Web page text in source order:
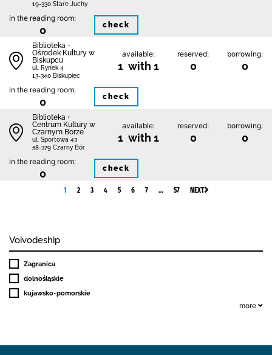
19-330 Stare Juchy
in the reading room:
0 check
Biblioteka -
Ośrodek Kultury w
Biskupcu
ul. Rynek 4
13-340 Biskupiec
available:
1 with 1
reserved:
0
borrowing:
0
in the reading room:
0 check
Biblioteka +
Centrum Kultury w
Czarnym Borze
ul. Sportowa 43
58-379 Czarny Bór
available:
1 with 1
reserved:
0
borrowing:
0
in the reading room:
0 check
1 2 3 4 5 6 7 … 57 NEXT
Voivodeship
Zagranica
dolnośląskie
kujawsko-pomorskie
more